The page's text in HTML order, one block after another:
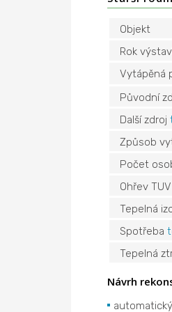
Objekt
Rok
Vytápěná
Původní
Další zdroj
Způsob
Počet
Ohřev TUV
Tepelná
Spotřeba
Tepelná
Návrh